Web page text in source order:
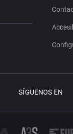
SÍGUENOS EN